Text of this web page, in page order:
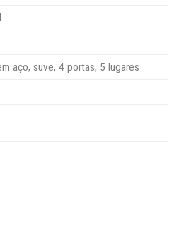
aço, suve, 4 portas, 5 lugares